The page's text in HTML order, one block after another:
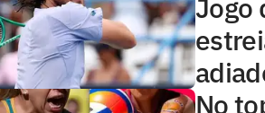
Jogo
No